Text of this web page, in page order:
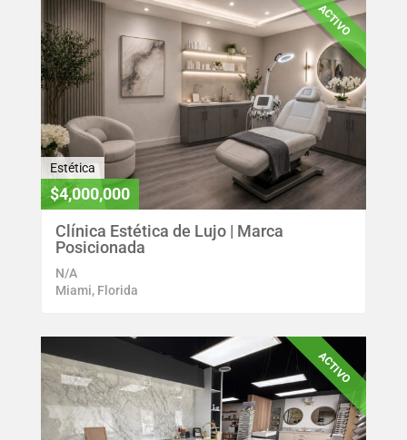
ACTIVO
Estética
$4,000,000
Clínica Estética de Lujo | Marca
Posicionada
N/A
Miami, Florida
ACTIVO